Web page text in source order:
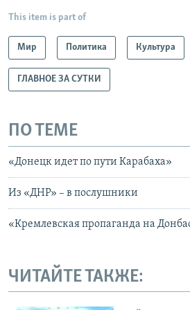
This item is part of
Мир Политика Культура
ГЛАВНОЕ ЗА СУТКИ
ПО ТЕМЕ
«Донецк идет по пути Карабаха»
Из «ДНР» – в послушники
«Кремлевская пропаганда на
ЧИТАЙТЕ ТАКЖЕ: